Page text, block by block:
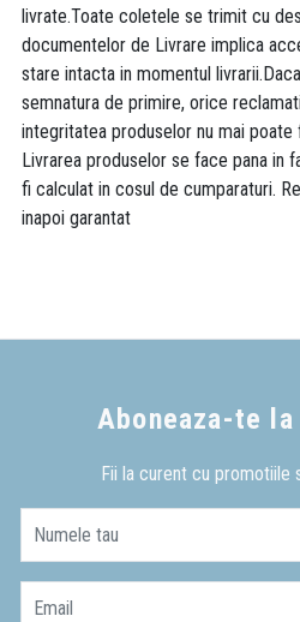
livrate.Toate coletele se trimit cu
documentelor de Livrare implica
stare intacta in momentul
semnatura de primire, orice
integritatea produselor nu mai poate
Livrarea produselor se face pana in
fi calculat in cosul de cumparaturi.
inapoi garantat
Aboneaza-te
Fii la curent cu promotiile
Numele tau
Email